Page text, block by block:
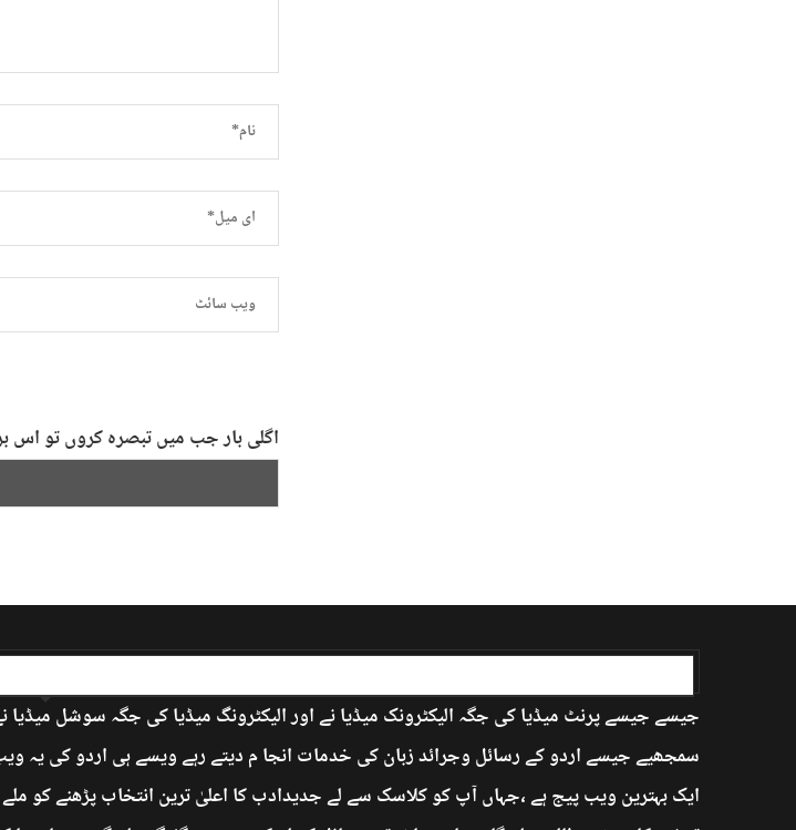
اگلی بار جب میں تبصرہ کروں تو اس
جیسے جیسے پرنٹ میڈیا کی جگہ الیکٹرونک میڈیا نے اور الیکٹرونگ میڈیا کی جگہ سوشل
سمجھیے جیسے اردو کے رسائل وجرائد زبان کی خدمات انجا م دیتے رہے ویسے ہی اردو کی یہ
ایک بہترین ویب پیج ہے ،جہاں آپ کو کلاسک سے لے جدیدادب کا اعلیٰ ترین انتخاب پڑھنے کو